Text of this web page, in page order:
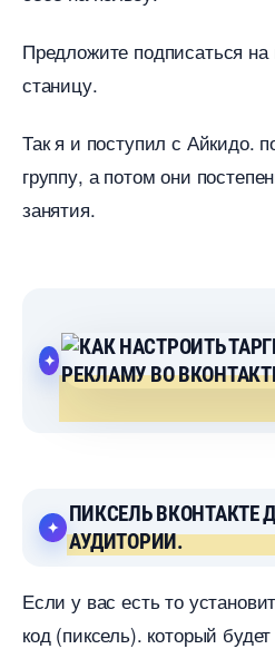
Предложите подписаться
станицу.
Так я и поступил с Айкидо.
руппу, а потом они
занятия.
ПИКСЕЛЬ ВКОНТАКТЕ
АУДИТОРИИ.
Если у вас есть то
код (пиксель). который